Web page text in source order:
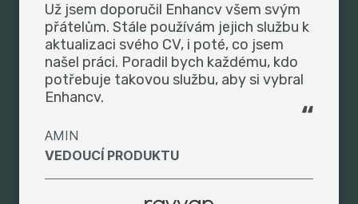
Už jsem doporučil Enhancv všem svým
přátelům. Stále používám jejich službu k
aktualizaci svého CV, i poté, co jsem
našel práci. Poradil bych každému, kdo
potřebuje takovou službu, aby si vybral
Enhancv.
AMIN
VEDOUCÍ PRODUKTU